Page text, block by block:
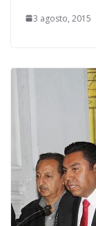
3 agosto, 2015